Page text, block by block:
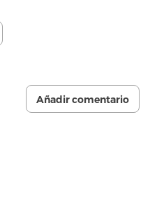
Añadir comentario